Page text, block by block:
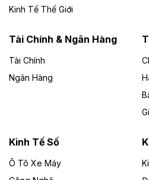
Đức Long Gia Lai mở
Lai
Bốn doanh nghiệp có sự góp
phần Tập đoàn Đức Long Gia
Gia Lai với tổng vốn hơn 4.750
Đồng Nai cho thuê gần
công nghiệp ở Long
Kinh Tế Thế Giới
Tài Chính & Ngân Hàng
Tài Chính
Ngân Hàng
Kinh Tế Số
Ô Tô Xe Máy